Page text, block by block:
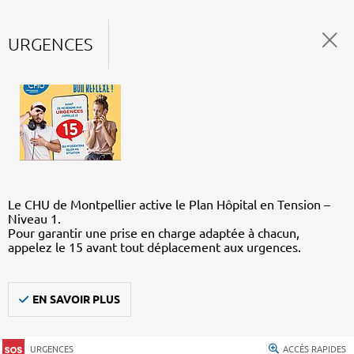
URGENCES
Le CHU de Montpellier active le Plan Hôpital en Tension –
Niveau 1.
Pour garantir une prise en charge adaptée à chacun,
appelez le 15 avant tout déplacement aux urgences.
EN SAVOIR PLUS
URGENCES ACCÈS RAPIDES